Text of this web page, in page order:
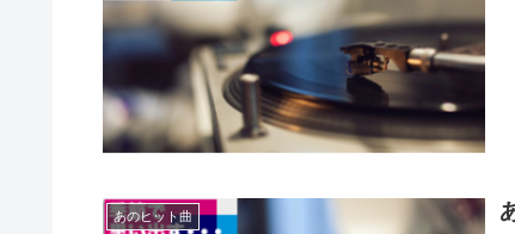
あのヒット曲